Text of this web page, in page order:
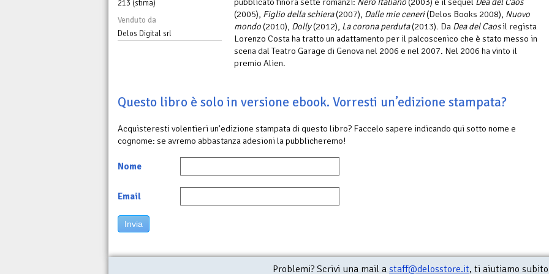
213 (stima)
Venduto da
Delos Digital srl
(2005), Figlio della schiera(2007), Dalle mie ceneri(Delos Books 2008), Nuovo
mondo(2010), Dolly(2012), La corona perduta(2013). Da Dea del Caosil regista
Lorenzo Costa ha tratto un adattamento per il palcoscenico che è stato messo in
scena dal Teatro Garage di Genova nel 2006 e nel 2007. Nel 2006 ha vinto il
premio Alien.
Questo libro è solo in versione ebook. Vorresti un’edizione stampata?
Acquisteresti volentieri un’edizione stampata di questo libro? Faccelo sapere indicando qui sotto nome e
cognome: se avremo abbastanza adesioni la pubblicheremo!
Nome
Email
Invia
Problemi? Scrivi una mail a staff@delosstore.it, ti aiutiamo